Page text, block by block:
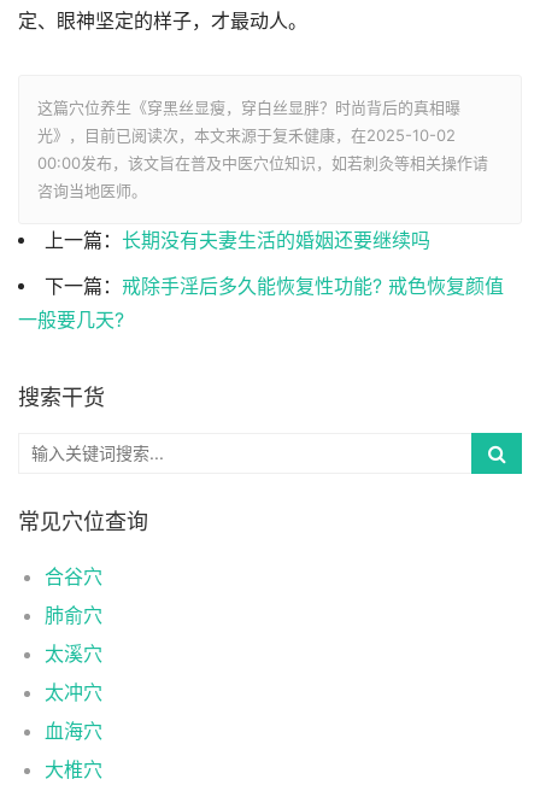
定、眼神坚定的样子，才最动人。
这篇穴位养生《穿黑丝显瘦，穿白丝显胖？时尚背后的真相曝
光》，目前已阅读次，本文来源于复禾健康，在2025-10-02
00:00发布，该文旨在普及中医穴位知识，如若刺灸等相关操作请
咨询当地医师。
上一篇： 长期没有夫妻生活的婚姻还要继续吗
下一篇： 戒除手淫后多久能恢复性功能? 戒色恢复颜值
一般要几天?
搜索干货
常见穴位查询
合谷穴
肺俞穴
太溪穴
太冲穴
血海穴
大椎穴